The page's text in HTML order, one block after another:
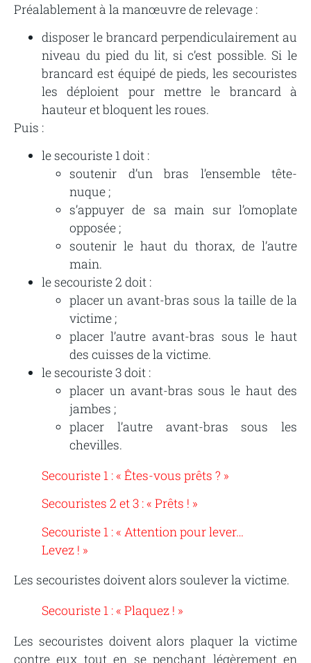
Préalablement à la manœuvre de relevage :
disposer le brancard perpendiculairement au
niveau du pied du lit, si c’est possible. Si le
brancard est équipé de pieds, les secouristes
les déploient pour mettre le brancard à
hauteur et bloquent les roues.
Puis :
le secouriste 1 doit :
soutenir d’un bras l’ensemble tête-
nuque ;
s’appuyer de sa main sur l’omoplate
opposée ;
soutenir le haut du thorax, de l’autre
main.
le secouriste 2 doit :
placer un avant-bras sous la taille de la
victime ;
placer l’autre avant-bras sous le haut
des cuisses de la victime.
le secouriste 3 doit :
placer un avant-bras sous le haut des
jambes ;
placer l’autre avant-bras sous les
chevilles.
Secouriste 1 : « Êtes-vous prêts ? »
Secouristes 2 et 3 : « Prêts ! »
Secouriste 1 : « Attention pour lever…
Levez ! »
Les secouristes doivent alors soulever la victime.
Secouriste 1 : « Plaquez ! »
Les secouristes doivent alors plaquer la victime
contre eux tout en se penchant légèrement en